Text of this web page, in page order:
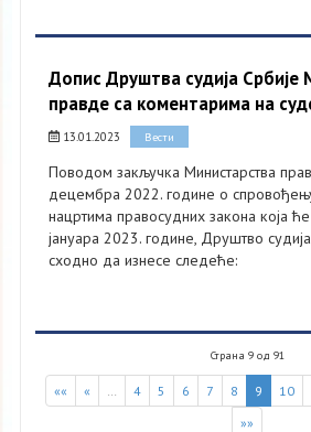
Допис Друштва судија Србије
правде са коментарима на
13.01.2023 Вести
Поводом закључка Министарства
децембра 2022. године о
нацртима правосудних закона која
јануара 2023. године, Друштво
сходно да изнесе следеће:
Страна 9 од 91
«« « 4 5 6 7 8 9 10
»»